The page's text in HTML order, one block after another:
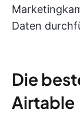
Daten
Die
Airtable